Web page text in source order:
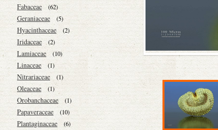
Fabaceae (62)
Geraniaceae (5)
Hyacinthaceae (2)
Iridaceae (2)
Lamiaceae (10)
Linaceae (1)
Nitrariaceae (1)
Oleaceae (1)
Orobanchaceae (1)
Papaveraceae (10)
Plantaginaceae (6)